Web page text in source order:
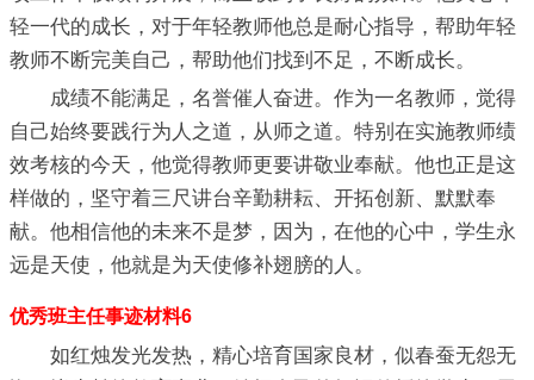
轻一代的成长，对于年轻教师他总是耐心指导，帮助年轻
教师不断完美自己，帮助他们找到不足，不断成长。
成绩不能满足，名誉催人奋进。作为一名教师，觉得
自己始终要践行为人之道，从师之道。特别在实施教师绩
效考核的今天，他觉得教师更要讲敬业奉献。他也正是这
样做的，坚守着三尺讲台辛勤耕耘、开拓创新、默默奉
献。他相信他的未来不是梦，因为，在他的心中，学生永
远是天使，他就是为天使修补翅膀的人。
优秀班主任事迹材料6
如红烛发光发热，精心培育国家良材，似春蚕无怨无